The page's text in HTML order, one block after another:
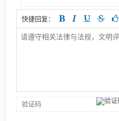
快捷回复：